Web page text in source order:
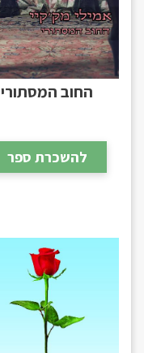
החוב המסתורי
להשכרת ספר